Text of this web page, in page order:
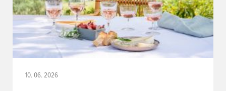
10. 06. 2026